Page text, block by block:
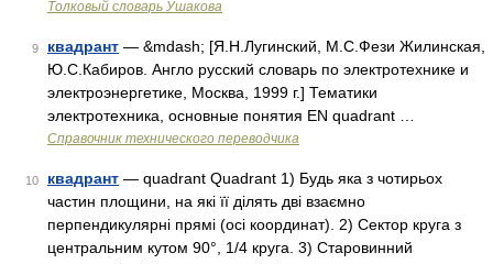
Толковый словарь Ушакова
9 квадрант — &mdash; [Я.Н.Лугинский, М.С.Фези Жилинская,
Ю.С.Кабиров. Англо русский словарь по электротехнике и
электроэнергетике, Москва, 1999 г.] Тематики
электротехника, основные понятия EN quadrant …
Справочник технического переводчика
10 квадрант — quadrant Quadrant 1) Будь яка з чотирьох
частин площини, на які її ділять дві взаємно
перпендикулярні прямі (осі координат). 2) Сектор круга з
центральним кутом 90°, 1/4 круга. 3) Старовинний